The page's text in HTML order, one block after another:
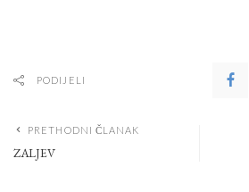
PODIJELI
PRETHODNI ČLANAK
ZALJEV